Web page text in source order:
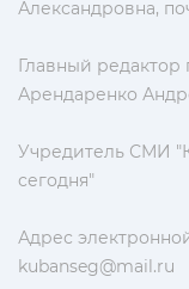
Александровна,
Главный редактор
Арендаренко
Учредитель СМИ
сегодня"
Адрес
kubanseg@mail.ru